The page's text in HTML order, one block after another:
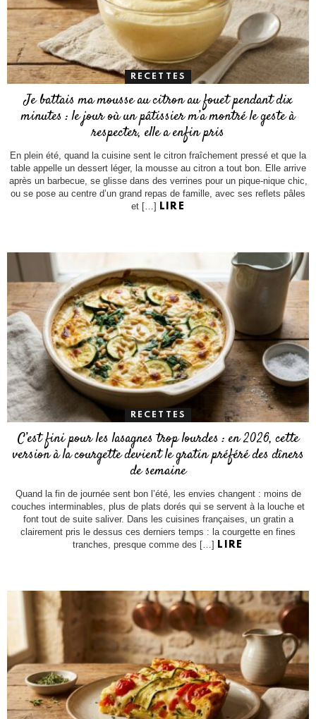
RECETTES
Je battais ma mousse au citron au fouet pendant dix
minutes : le jour où un pâtissier m’a montré le geste à
respecter, elle a enfin pris
En plein été, quand la cuisine sent le citron fraîchement pressé et que la
table appelle un dessert léger, la mousse au citron a tout bon. Elle arrive
après un barbecue, se glisse dans des verrines pour un pique-nique chic,
ou se pose au centre d’un grand repas de famille, avec ses reflets pâles
et […]
LIRE
RECETTES
C’est fini pour les lasagnes trop lourdes : en 2026, cette
version à la courgette devient le gratin préféré des dîners
de semaine
Quand la fin de journée sent bon l’été, les envies changent : moins de
couches interminables, plus de plats dorés qui se servent à la louche et
font tout de suite saliver. Dans les cuisines françaises, un gratin a
clairement pris le dessus ces derniers temps : la courgette en fines
tranches, presque comme des […]
LIRE